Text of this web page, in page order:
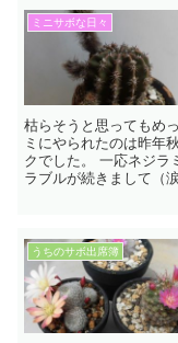
ミニサボな日々
枯らそうと思ってもめ
ミにやられたのは昨年
クでした。 一応ネジラ
ラブルが続きまして（
うちのサボ出席簿